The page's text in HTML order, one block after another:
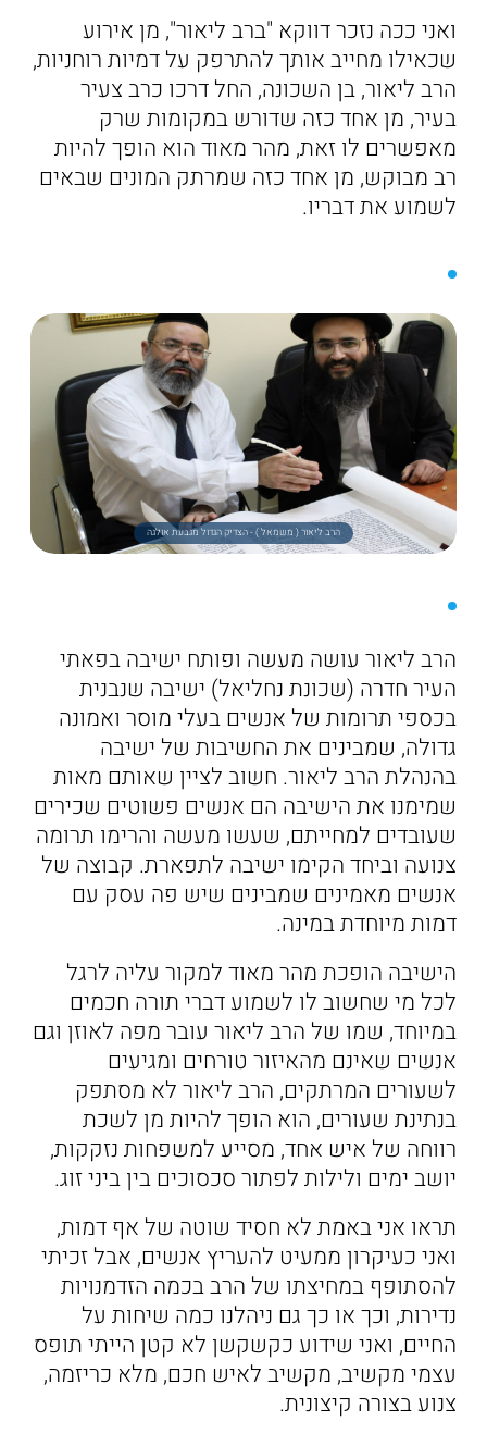
ואני ככה נזכר דווקא "ברב ליאור", מן אירוע
שכאילו מחייב אותך להתרפק על דמיות רוחניות,
הרב ליאור, בן השכונה, החל דרכו כרב צעיר
בעיר, מן אחד כזה שדורש במקומות שרק
מאפשרים לו זאת, מהר מאוד הוא הופך להיות
רב מבוקש, מן אחד כזה שמרתק המונים שבאים
לשמוע את דבריו.
הרב ליאור ( משמאל ) - הצדיק הגדול מגבעת אולגה
הרב ליאור עושה מעשה ופותח ישיבה בפאתי
העיר חדרה (שכונת נחליאל) ישיבה שנבנית
בכספי תרומות של אנשים בעלי מוסר ואמונה
גדולה, שמבינים את החשיבות של ישיבה
בהנהלת הרב ליאור. חשוב לציין שאותם מאות
שמימנו את הישיבה הם אנשים פשוטים שכירים
שעובדים למחייתם, שעשו מעשה והרימו תרומה
צנועה וביחד הקימו ישיבה לתפארת. קבוצה של
אנשים מאמינים שמבינים שיש פה עסק עם
דמות מיוחדת במינה.
הישיבה הופכת מהר מאוד למקור עליה לרגל
לכל מי שחשוב לו לשמוע דברי תורה חכמים
במיוחד, שמו של הרב ליאור עובר מפה לאוזן וגם
אנשים שאינם מהאיזור טורחים ומגיעים
לשעורים המרתקים, הרב ליאור לא מסתפק
בנתינת שעורים, הוא הופך להיות מן לשכת
רווחה של איש אחד, מסייע למשפחות נזקקות,
יושב ימים ולילות לפתור סכסוכים בין ביני זוג.
תראו אני באמת לא חסיד שוטה של אף דמות,
ואני כעיקרון ממעיט להעריץ אנשים, אבל זכיתי
להסתופף במחיצתו של הרב בכמה הזדמנויות
נדירות, וכך או כך גם ניהלנו כמה שיחות על
החיים, ואני שידוע כקשקשן לא קטן הייתי תופס
עצמי מקשיב, מקשיב לאיש חכם, מלא כריזמה,
צנוע בצורה קיצונית.